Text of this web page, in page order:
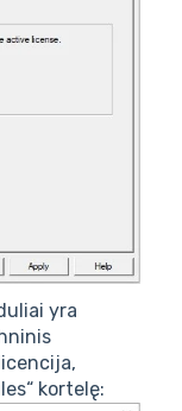
yra
kortelę: